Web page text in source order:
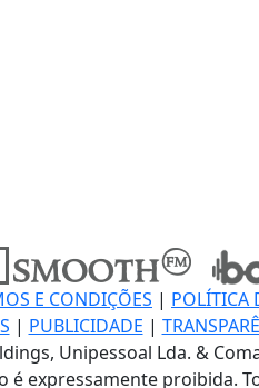
E CONDIÇÕES | POLÍTICA
| PUBLICIDADE |
Unipessoal Lda. &
expressamente proibida.